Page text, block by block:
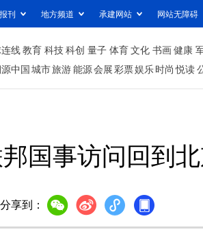
刊 地方频道 承建网站 网站无障碍
线教育 科技科创 量子 体育文化 书画健康
中国城市旅游能源会展彩票娱乐时尚 悦读
国事访问回到
分享到：